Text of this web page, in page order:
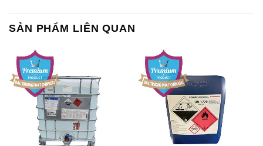
SẢN PHẨM LIÊN QUAN